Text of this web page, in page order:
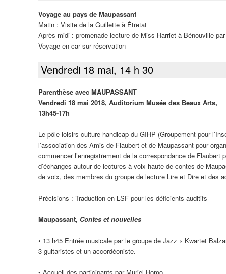
Voyage au pays de Maupassant
Matin : Visite de la Guillette à Étretat
Après-midi : promenade-lecture de Miss Harriet à Bénouville
Voyage en car sur réservation
Vendredi 18 mai, 14 h 30
Parenthèse avec MAUPASSANT
Vendredi 18 mai 2018, Auditorium Musée des Beaux Arts,
13h45-17h
Le pôle loisirs culture handicap du GIHP (Groupement pour
l’association des Amis de Flaubert et de Maupassant pour
commencer l’enregistrement de la correspondance de
d’échanges autour de lectures à voix haute de contes de
de voix, des membres du groupe de lecture Lire et Dire et des
Précisions : Traduction en LSF pour les déficients auditifs
Maupassant, Contes et nouvelles
• 13 h45 Entrée musicale par le groupe de Jazz « Kwartet
3 guitaristes et un accordéoniste.